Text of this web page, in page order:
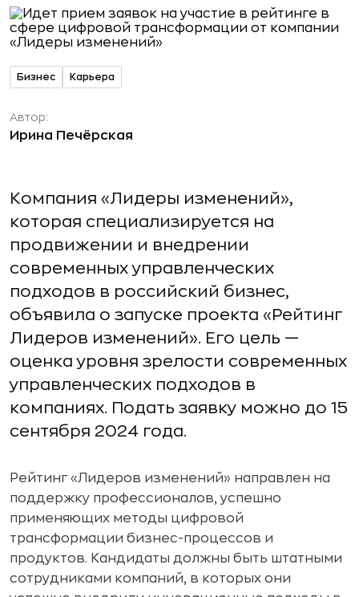
Бизнес Карьера
Автор:
Ирина Печёрская
Компания «Лидеры изменений»,
которая специализируется на
продвижении и внедрении
современных управленческих
подходов в российский бизнес,
объявила о запуске проекта «Рейтинг
Лидеров изменений». Его цель —
оценка уровня зрелости современных
управленческих подходов в
компаниях. Подать заявку можно до 15
сентября 2024 года.
Рейтинг «Лидеров изменений» направлен на
поддержку профессионалов, успешно
применяющих методы цифровой
трансформации бизнес-процессов и
продуктов. Кандидаты должны быть штатными
сотрудниками компаний, в которых они